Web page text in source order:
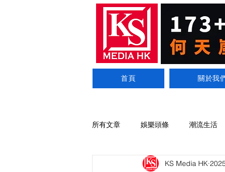
首頁 關於我
所有文章 娛樂頭條 潮流生活
KS Media HK